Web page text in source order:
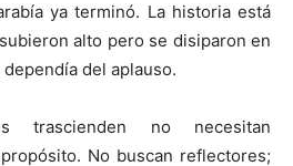
ya terminó. La historia está
alto pero se disiparon en
del aplauso.
trascienden no necesitan
No buscan reflectores;